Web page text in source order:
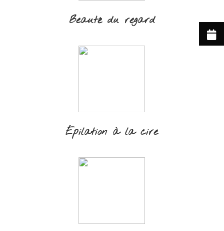
Beauté du regard
Épilation à la cire